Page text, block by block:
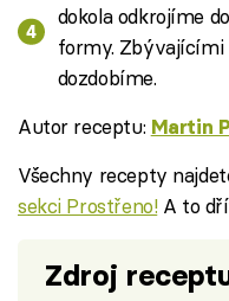
dokola odkrojíme
formy.
dozdobíme.
Autor receptu: Martin
Všechny recepty
sekci Prostřeno!A to
Zdroj